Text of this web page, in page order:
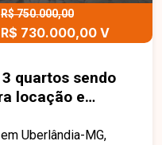
R$ 750.000,00
R$ 730.000,00 V
quartos sendo
locação e
Uberlândia-
Uberlândia-MG,